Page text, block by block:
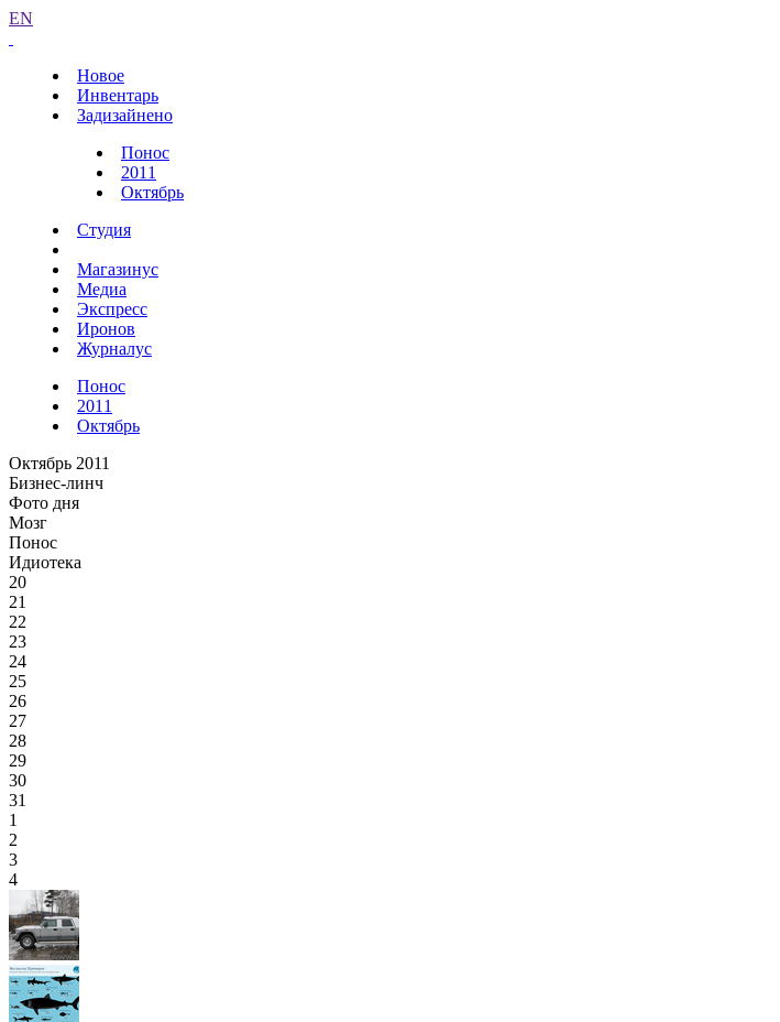
EN
Новое
Инвентарь
Задизайнено
Понос
2011
Октябрь
Студия
Магазинус
Медиа
Экспресс
Иронов
Журналус
Понос
2011
Октябрь
Октябрь 2011
Бизнес-линч
Фото дня
Мозг
Понос
Идиотека
20
21
22
23
24
25
26
27
28
29
30
31
1
2
3
4